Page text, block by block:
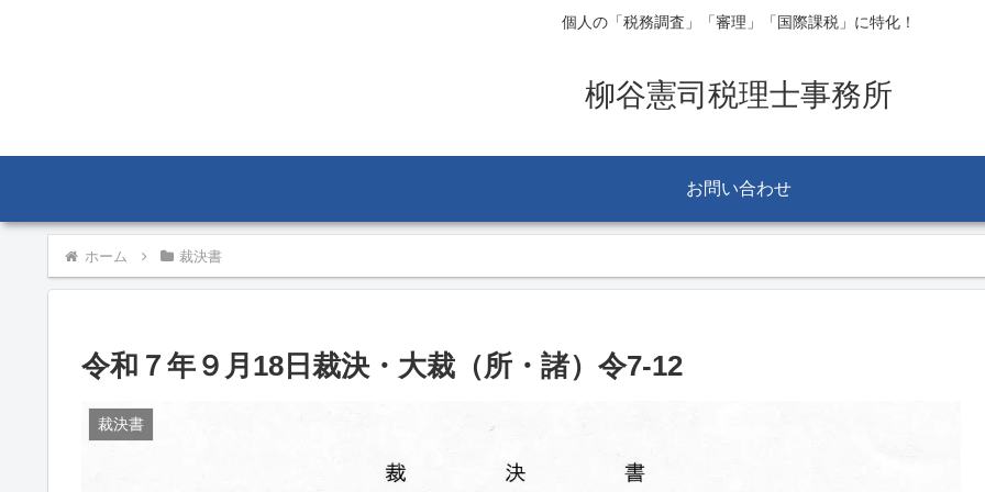
個人の「税務調査」「審理」「国際課税」に特化！
柳谷憲司税理士事務所
お問い合わせ
ホーム 裁決書
令和７年９月18日裁決・大裁（所・諸）令7-12
裁決書